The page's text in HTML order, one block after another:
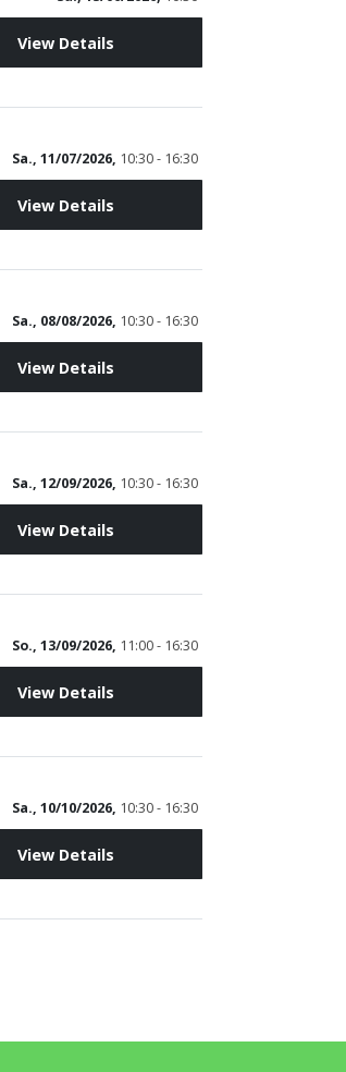
View Details
Sa., 11/07/2026, 10:30 - 16:30
View Details
Sa., 08/08/2026, 10:30 - 16:30
View Details
Sa., 12/09/2026, 10:30 - 16:30
View Details
So., 13/09/2026, 11:00 - 16:30
View Details
Sa., 10/10/2026, 10:30 - 16:30
View Details